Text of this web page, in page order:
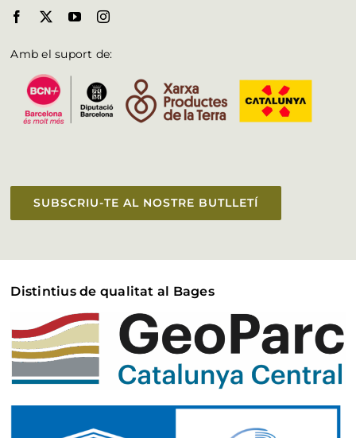
Amb el suport de:
SUBSCRIU-TE AL NOSTRE BUTLLETÍ
Distintius de qualitat al Bages